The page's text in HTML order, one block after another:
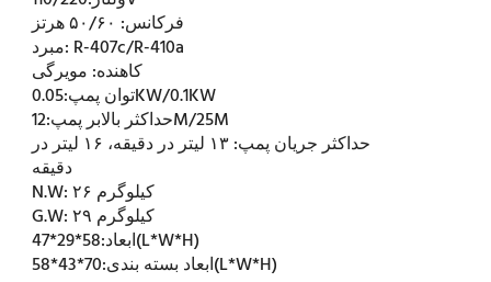
فرکانس: ۵۰/۶۰ هرتز
مبرد: R-407c/R-410a
کاهنده: مویرگی
توان پمپ:0.05KW/0.1KW
حداکثر بالابر پمپ:12M/25M
حداکثر جریان پمپ:
۱۳ لیتر در دقیقه، ۱۶ لیتر در
دقیقه
N.W:
۲۶ کیلوگرم
G.W:
۲۹ کیلوگرم
ابعاد:58*29*47(L*W*H)
ابعاد بسته بندی:70*43*58(L*W*H)